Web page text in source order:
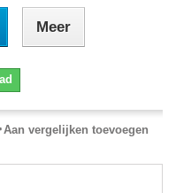
Meer
Aan vergelijken toevoegen